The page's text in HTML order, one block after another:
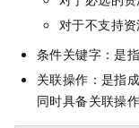
对于不支持
条件关键字：是
关联操作：是指
同时具备关联操